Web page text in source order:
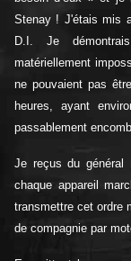
Stenay ! J'étais mis
D.I. Je
matériellement
ne pouvaient pas
heures, ayant
passablement
Je reçus du général
chaque appareil
transmettre cet ordre
de compagnie par